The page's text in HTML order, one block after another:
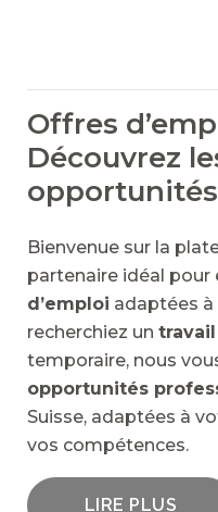
Offres
Découvrez
opportunités
Bienvenue sur la
partenaire idéal pour
d’emploi adaptées à
recherchiez un travail
temporaire, nous
opportunités
Suisse, adaptées à
vos compétences.
LIRE PLUS